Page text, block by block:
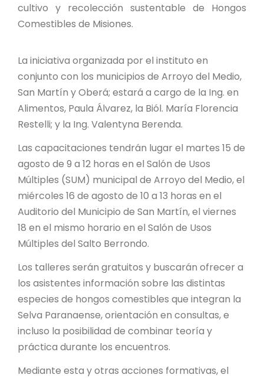
PROGRAMAS
MONUMENTOS NATURALES
REPOSITORIO
CONTACTO
cultivo y recolección sustentable de Hongos
Comestibles de Misiones.
La iniciativa organizada por el instituto en
conjunto con los municipios de Arroyo del Medio,
San Martín y Oberá; estará a cargo de la Ing. en
Alimentos, Paula Álvarez, la Biól. María Florencia
Restelli; y la Ing. Valentyna Berenda.
Las capacitaciones tendrán lugar el martes 15 de
agosto de 9 a 12 horas en el Salón de Usos
Múltiples (SUM) municipal de Arroyo del Medio, el
miércoles 16 de agosto de 10 a 13 horas en el
Auditorio del Municipio de San Martín, el viernes
18 en el mismo horario en el Salón de Usos
Múltiples del Salto Berrondo.
Los talleres serán gratuitos y buscarán ofrecer a
los asistentes información sobre las distintas
especies de hongos comestibles que integran la
Selva Paranaense, orientación en consultas, e
incluso la posibilidad de combinar teoría y
práctica durante los encuentros.
Mediante esta y otras acciones formativas, el